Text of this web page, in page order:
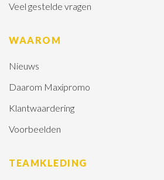
Veel gestelde vragen
WAAROM
Nieuws
Daarom Maxipromo
Klantwaardering
Voorbeelden
TEAMKLEDING